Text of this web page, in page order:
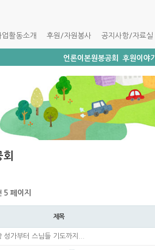
업활동소개 후원/자원봉사 공지사항/자료실
언론이본원봉공회 후원이야기
5 페이지
제목
성가부터 스님들 기도까지...